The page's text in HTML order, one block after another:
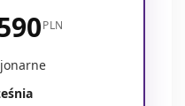
PLN